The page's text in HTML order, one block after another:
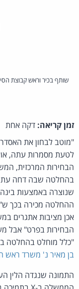
שותף בכיר וראש קבוצת
זמן קריאה: דקה אחת
"מוטב לבחון את
לטעת מסמרות עתה,
הבחירות המרכזית,
בהחלטה שבה דחה
שנוצרה באמצעות
ההחלטה מכירה בכך
אכן מציבות אתגרים
הבחירות בפרט" אבל
"כלל מוחלט בהחלטה
בן מאיר נ' משרד ראש
התמונה שנגדה הלין